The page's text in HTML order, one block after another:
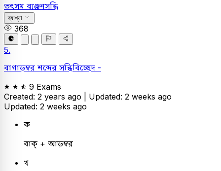
তৎসম ব্যঞ্জনসন্ধি
ব্যাখ্যা
368
5.
বাগাড়ম্বর শব্দের সন্ধিবিচ্ছেদ -
9 Exams
Created: 2 years ago | Updated: 2 weeks ago
Updated: 2 weeks ago
ক
বাক্‌ + আড়ম্বর
খ